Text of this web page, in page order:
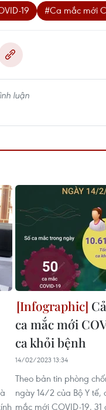
19 #Ca mắc mới
ca mắc mới
ca khỏi bệnh
14/02/2023 13:34
Theo bản tin phòng
ngày 14/2 của Bộ Y tế,
mắc mới COVID-19, 31